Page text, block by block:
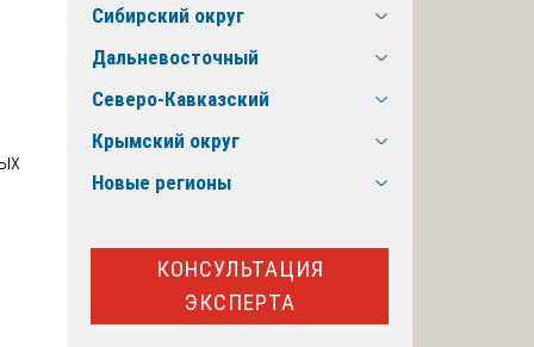
Сибирский округ
Дальневосточный
Северо-Кавказский
Крымский округ
Новые регионы
КОНСУЛЬТАЦИЯ
ЭКСПЕРТА